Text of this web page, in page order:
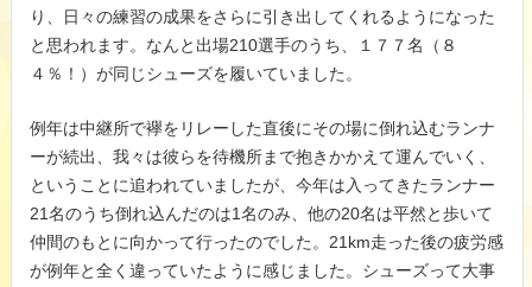
り、日々の練習の成果をさらに引き出してくれるようになった
と思われます。なんと出場210選手のうち、１７７名（８
４％！）が同じシューズを履いていました。
例年は中継所で襷をリレーした直後にその場に倒れ込むランナ
ーが続出、我々は彼らを待機所まで抱きかかえて運んでいく、
ということに追われていましたが、今年は入ってきたランナー
21名のうち倒れ込んだのは1名のみ、他の20名は平然と歩いて
仲間のもとに向かって行ったのでした。21km走った後の疲労感
が例年と全く違っていたように感じました。シューズって大事